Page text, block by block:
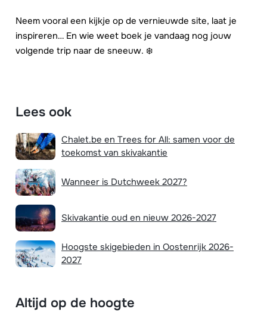
Neem vooral een kijkje op de vernieuwde site, laat je
inspireren… En wie weet boek je vandaag nog jouw
volgende trip naar de sneeuw. ❄️
Lees ook
Chalet.be en Trees for All: samen voor de
toekomst van skivakantie
Wanneer is Dutchweek 2027?
Skivakantie oud en nieuw 2026-2027
Hoogste skigebieden in Oostenrijk 2026-
2027
Altijd op de hoogte